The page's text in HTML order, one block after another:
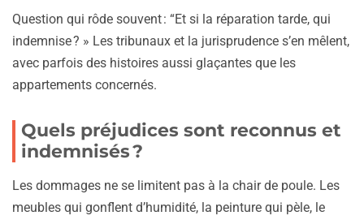
Question qui rôde souvent : “Et si la réparation tarde, qui
indemnise ? » Les tribunaux et la jurisprudence s’en mêlent,
avec parfois des histoires aussi glaçantes que les
appartements concernés.
Quels préjudices sont reconnus et
indemnisés ?
Les dommages ne se limitent pas à la chair de poule. Les
meubles qui gonflent d’humidité, la peinture qui pèle, le